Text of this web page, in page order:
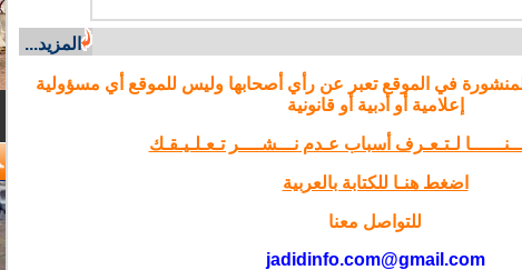
المزيد...
في الموقع تعبر عن رأي أصحابها وليس للموقع أي مسؤولية
إعلامية أو أدبية أو قانونية
لـتـعـرف أسباب عـدم نـــشــــر تـعـلـيـقـك
اضغط هنـا للكتابة بالعربية
للتواصل معنا
jadidinfo.com@gmail.com